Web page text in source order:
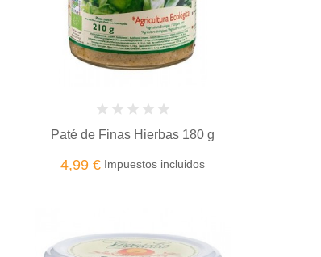
Paté de Finas Hierbas 180 g
4,99 € Impuestos incluidos